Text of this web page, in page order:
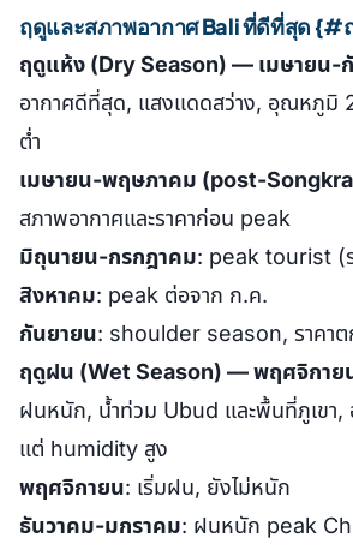
ฤดูและสภาพอากาศ Bali ที่ดีที่สุด {#
ฤดูแห้ง (Dry Season) — เมษายน-
อากาศดีที่สุด, แสงแดดสว่าง, อุณหภูมิ
ต่ำ
เมษายน-พฤษภาคม (post-
สภาพอากาศและราคาก่อน peak
มิถุนายน-กรกฎาคม: peak tourist (
สิงหาคม: peak ต่อจาก ก.ค.
กันยายน: shoulder season, ราคาต
ฤดูฝน (Wet Season) — พฤศจิกาย
ฝนหนัก, น้ำท่วม Ubud และพื้นที่ภูเข
แต่ humidity สูง
พฤศจิกายน: เริ่มฝน, ยังไม่หนัก
ธันวาคม-มกราคม: ฝนหนัก peak